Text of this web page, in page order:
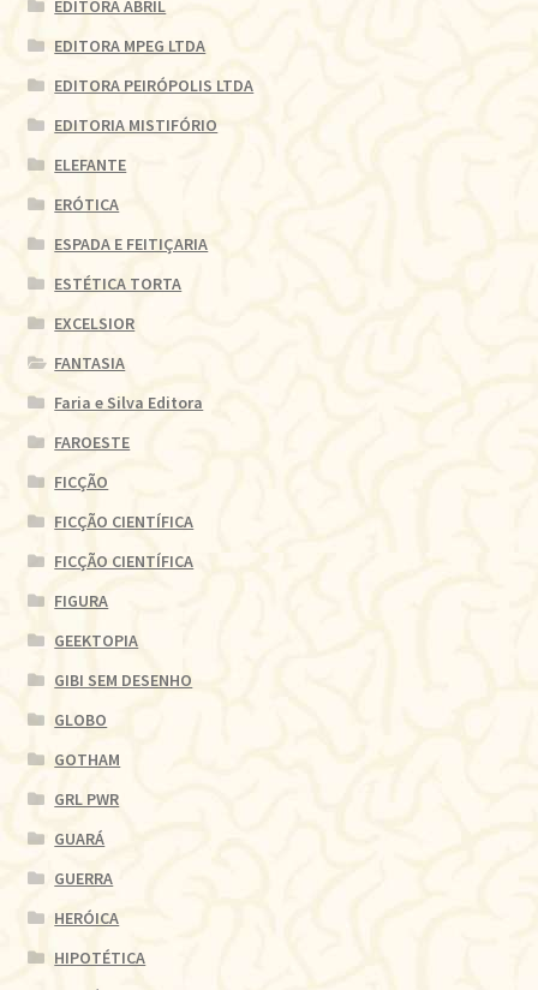
EDITORA ABRIL
EDITORA MPEG LTDA
EDITORA PEIRÓPOLIS LTDA
EDITORIA MISTIFÓRIO
ELEFANTE
ERÓTICA
ESPADA E FEITIÇARIA
ESTÉTICA TORTA
EXCELSIOR
FANTASIA
Faria e Silva Editora
FAROESTE
FICÇÃO
FICÇÃO CIENTÍFICA
FICÇÃO CIENTÍFICA
FIGURA
GEEKTOPIA
GIBI SEM DESENHO
GLOBO
GOTHAM
GRL PWR
GUARÁ
GUERRA
HERÓICA
HIPOTÉTICA